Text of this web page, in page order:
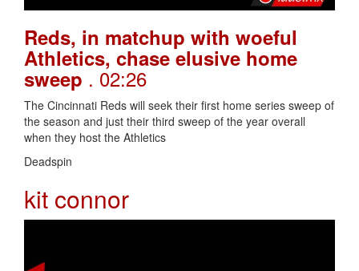
Reds, in matchup with woeful
Athletics, chase elusive home
sweep . 02:26
The Cincinnati Reds will seek their first home series sweep of
the season and just their third sweep of the year overall
when they host the Athletics
Deadspin
kit connor